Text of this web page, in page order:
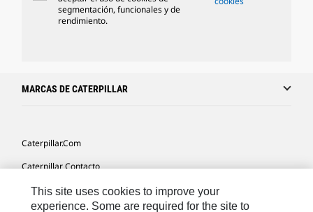
segmentación, funcionales y de
rendimiento.
MARCAS DE CATERPILLAR
Caterpillar.com
Caterpillar Contacto
Mis Preferencias De Marketing
This site uses cookies to improve your
experience. Some are required for the site to